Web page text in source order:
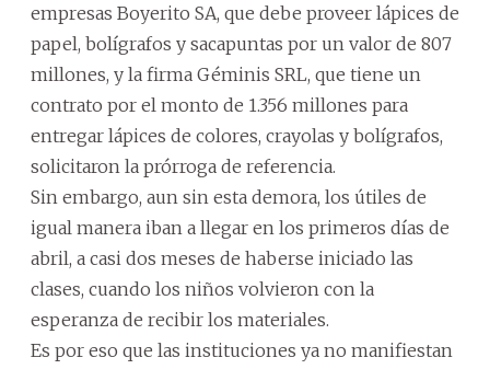
empresas Boyerito SA, que debe proveer lápices de
papel, bolígrafos y sacapuntas por un valor de 807
millones, y la firma Géminis SRL, que tiene un
contrato por el monto de 1.356 millones para
entregar lápices de colores, crayolas y bolígrafos,
solicitaron la prórroga de referencia.
Sin embargo, aun sin esta demora, los útiles de
igual manera iban a llegar en los primeros días de
abril, a casi dos meses de haberse iniciado las
clases, cuando los niños volvieron con la
esperanza de recibir los materiales.
Es por eso que las instituciones ya no manifiestan